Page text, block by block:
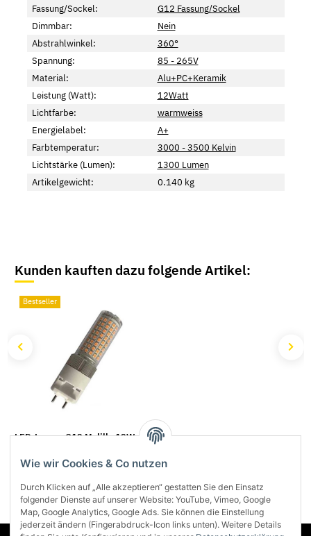
Fassung/Sockel:
G12 Fassung/Sockel
Dimmbar:
Nein
Abstrahlwinkel:
360°
Spannung:
85 - 265V
Material:
Alu+PC+Keramik
Leistung (Watt):
12Watt
Lichtfarbe:
warmweiss
Energielabel:
A+
Farbtemperatur:
3000 - 3500 Kelvin
Lichtstärke (Lumen):
1300 Lumen
Artikelgewicht:
0.140 kg
Kunden kauften dazu folgende Artikel:
Bestseller
LED-Lampe G12 Melilla 12W
Fr. 28,55*
Wie wir Cookies & Co nutzen
Durch Klicken auf „Alle akzeptieren“ gestatten Sie den Einsatz
folgender Dienste auf unserer Website: YouTube, Vimeo, Google
Map, Google Analytics, Google Ads. Sie können die Einstellung
jederzeit ändern (Fingerabdruck-Icon links unten). Weitere Details